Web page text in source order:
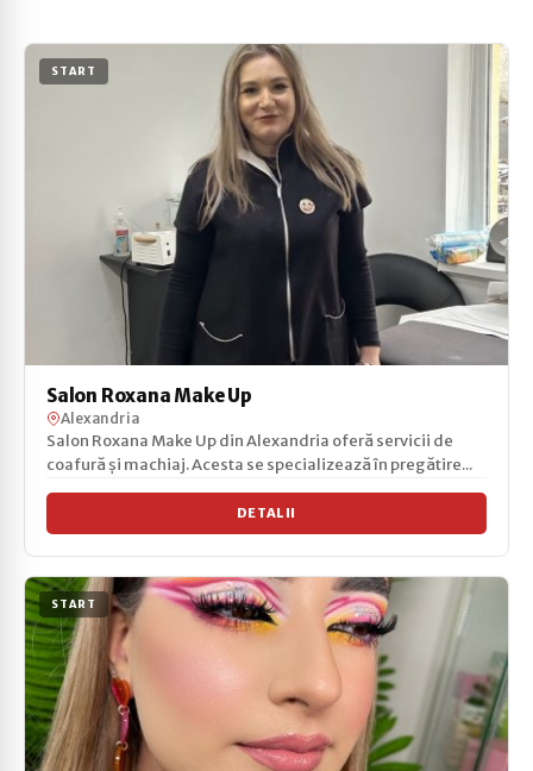
START
Salon Roxana Make Up
Alexandria
Salon Roxana Make Up din Alexandria oferă servicii de
coafură și machiaj. Acesta se specializează în pregătire...
DETALII
START